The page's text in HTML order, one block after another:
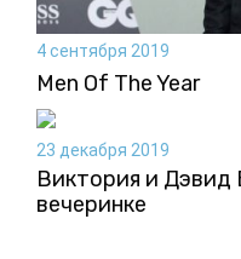
4 сентября 2019
Men Of The Year
23 декабря 2019
Виктория и Дэвид
вечеринке